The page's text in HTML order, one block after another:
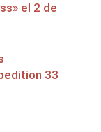
el 2 de
33